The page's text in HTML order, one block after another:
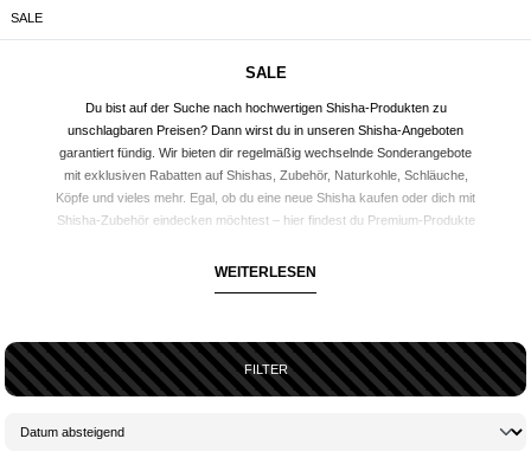
SALE
SALE
Du bist auf der Suche nach hochwertigen Shisha-Produkten zu
unschlagbaren Preisen? Dann wirst du in unseren Shisha-Angeboten
garantiert fündig. Wir bieten dir regelmäßig wechselnde Sonderangebote
mit exklusiven Rabatten auf Shishas , Zubehör, Naturkohle, Schläuche,
Köpfe und vieles mehr. Egal, ob du eine neue Shisha kaufen oder dich mit
Shisha-Zubehör eindecken möchtest – hier findest du Premium-Produkte
Zubehör – perfekt für Einsteiger und erfahrene Shisha-Fans
gleichermaßen. Qualität hat bei uns oberste Priorität: Deshalb findest du in
unseren Angeboten ausschließlich Produkte, die dir ein herausragendes
mit innovativen Features – bei unseren reduzierten Shishas ist für jeden
WEITERLESEN
FILTER